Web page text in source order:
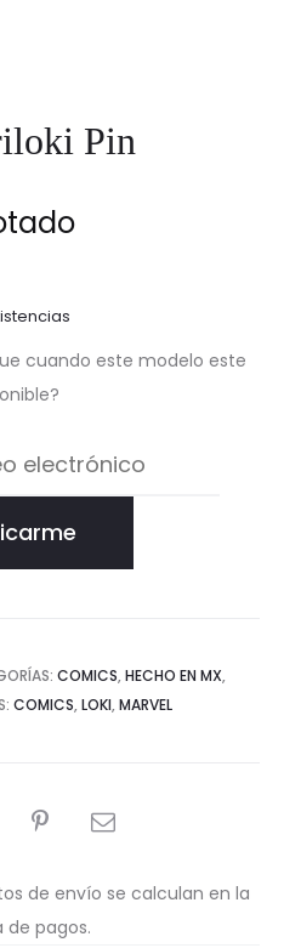
Pin
cuando este modelo este
COMICS, HECHO EN MX,
COMICS, LOKI, MARVEL
de envío se calculan en la
de pagos.